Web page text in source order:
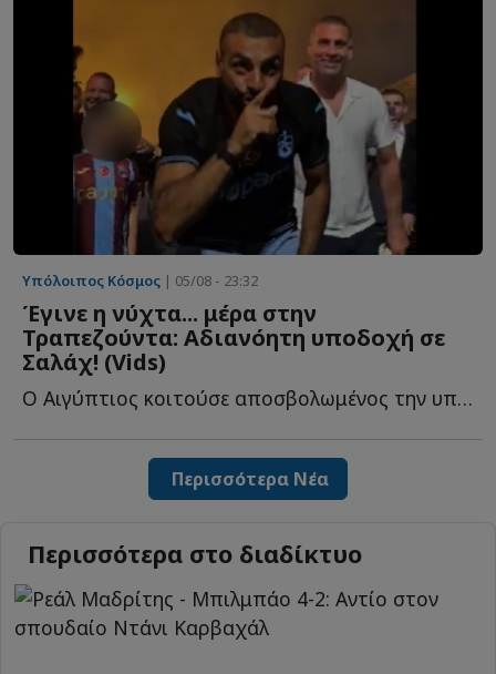
Υπόλοιπος Κόσμος | 05/08 - 23:32
Έγινε η νύχτα... μέρα στην
Τραπεζούντα: Αδιανόητη υποδοχή σε
Σαλάχ! (Vids)
Ο Αιγύπτιος κοιτούσε αποσβολωμένος την υποδοχή που τ...
Περισσότερα Νέα
Περισσότερα στο διαδίκτυο